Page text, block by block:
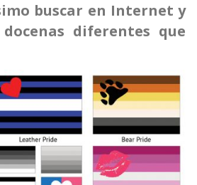
buscar en Internet y
diferentes que